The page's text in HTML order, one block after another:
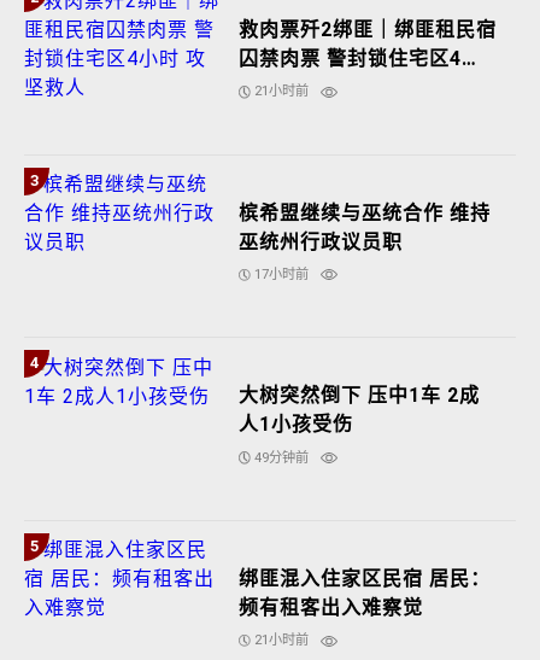
救肉票歼2绑匪｜绑匪租民宿
囚禁肉票 警封锁住宅区4小
时 攻坚救人
21小时前
3
槟希盟继续与巫统合作 维持
巫统州行政议员职
17小时前
4
大树突然倒下 压中1车 2成
人1小孩受伤
49分钟前
5
绑匪混入住家区民宿 居民：
频有租客出入难察觉
21小时前